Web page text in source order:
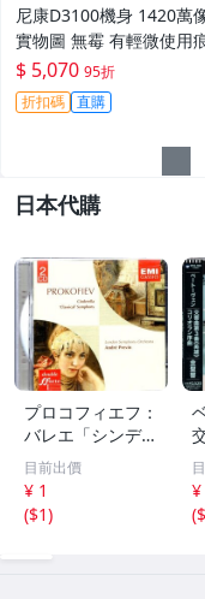
尼康D3100機身 1420萬
實物圖 無霉 有輕微使用
機身原裝 無拆修無翻新 臨
3
$ 5,070 95折
折扣碼 直購
日本代購
プロコフィエフ：
バレエ「シンデレ
ラ」、交響曲第1
番「古典」 アン
ドレ・プレヴィン
EMI 70
目前出價
¥ 1
($1)
¥
(